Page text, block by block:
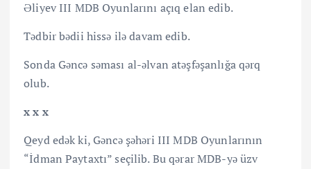
Əliyev III MDB Oyunlarını açıq elan edib.
Tədbir bədii hissə ilə davam edib.
Sonda Gəncə səması al-əlvan atəşfəşanlığa qərq
olub.
x x x
Qeyd edək ki, Gəncə şəhəri III MDB Oyunlarının
“İdman Paytaxtı” seçilib. Bu qərar MDB-yə üzv